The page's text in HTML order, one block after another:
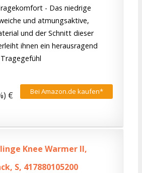
- Das niedrige
und atmungsaktive,
und der Schnitt dieser
ihnen ein herausragend
Bei Amazon.de kaufen*
€
Knee Warmer II,
S, 417880105200